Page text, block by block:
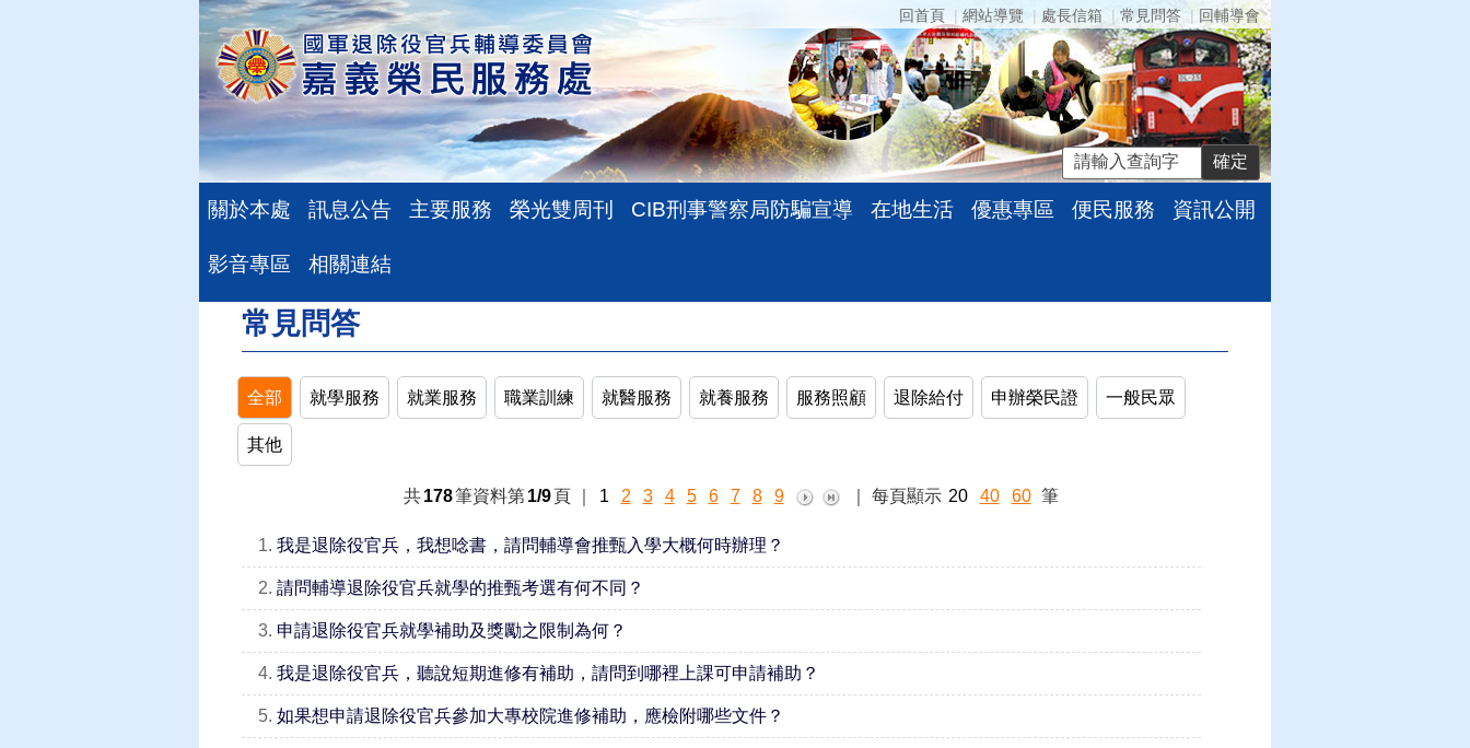
回首頁 網站導覽 處長信箱 常見問答 回輔導會
關於本處 訊息公告 主要服務 榮光雙周刊 CIB刑事警察局防騙宣導 在地生活 優惠專區 便民服務 資訊公開
影音專區 相關連結
:::現在位置 ：首頁>常見問答
常見問答
全部 就學服務 就業服務 職業訓練 就醫服務 就養服務 服務照顧 退除給付 申辦榮民證 一般民眾
其他
共 178筆資料第 1/9 頁 1 2 3 4 5 6 7 8 9 每頁顯示 20 40 60 筆
1. 我是退除役官兵，我想唸書，請問輔導會推甄入學大概何時辦理？
2. 請問輔導退除役官兵就學的推甄考選有何不同？
3. 申請退除役官兵就學補助及獎勵之限制為何？
4. 我是退除役官兵，聽說短期進修有補助，請問到哪裡上課可申請補助？
5. 如果想申請退除役官兵參加大專校院進修補助，應檢附哪些文件？